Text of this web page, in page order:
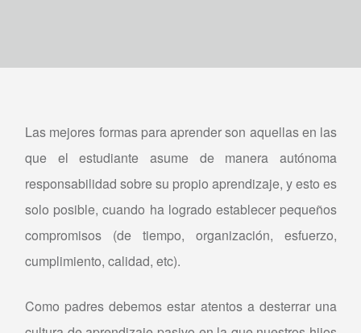
Las mejores formas para aprender son aquellas en las
que el estudiante asume de manera autónoma
responsabilidad sobre su propio aprendizaje, y esto es
solo posible, cuando ha logrado establecer pequeños
compromisos (de tiempo, organización, esfuerzo,
cumplimiento, calidad, etc).
Como padres debemos estar atentos a desterrar una